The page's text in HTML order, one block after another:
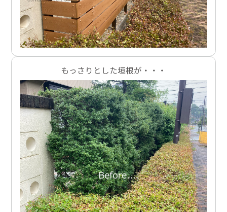
もっさりとした垣根が・・・